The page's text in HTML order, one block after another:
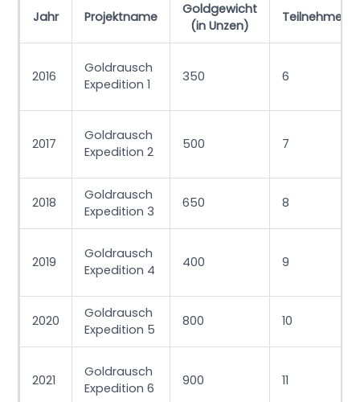
Jahr Projektname
Goldgewicht
(in Unzen)
2016
Goldrausch
Expedition 1
350 6
2017
Goldrausch
Expedition 2
500 7
2018
Goldrausch
Expedition 3
650 8
2019
Goldrausch
Expedition 4
400 9
2020
Goldrausch
Expedition 5
800 10
2021
Goldrausch
Expedition 6
900 11